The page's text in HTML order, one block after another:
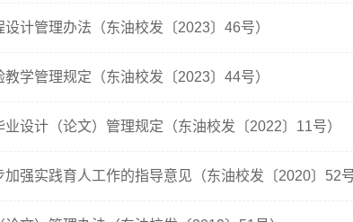
计管理办法（东油校发〔2023〕46号）
学管理规定（东油校发〔2023〕44号）
设计（论文）管理规定（东油校发〔2022〕11号）
强实践育人工作的指导意见（东油校发〔2020〕52号